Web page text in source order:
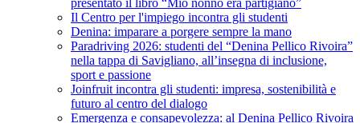
presentato il libro “Mio nonno era partigiano”
Il Centro per l'impiego incontra gli studenti
Denina: imparare a porgere sempre la mano
Paradriving 2026: studenti del “Denina Pellico Rivoira”
nella tappa di Savigliano, all’insegna di inclusione,
sport e passione
Joinfruit incontra gli studenti: impresa, sostenibilità e
futuro al centro del dialogo
Emergenza e consapevolezza: al Denina Pellico Rivoira